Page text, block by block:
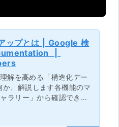
ップとは | Google 検
|
解を高める「構造化デー
、解説します各機能のマ
ラリー」から確認できま